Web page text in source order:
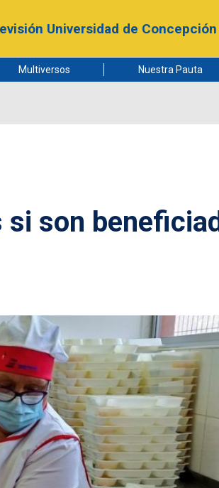
Universidad de Concepción
Multiversos Nuestra Pauta
si son